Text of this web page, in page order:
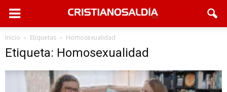
Inicio Etiquetas Homosexualidad
Etiqueta: Homosexualidad